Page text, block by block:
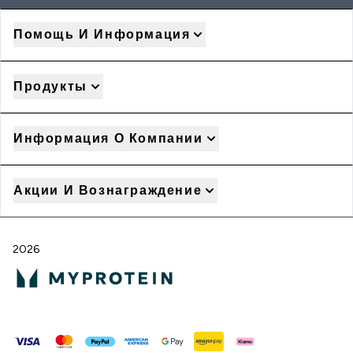
Помощь И Информация
Продукты
Информация О Компании
Акции И Вознаграждение
2026